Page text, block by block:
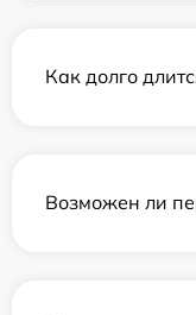
Как долго
Возможен ли